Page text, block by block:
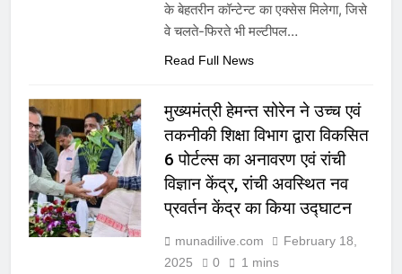
के बेहतरीन कॉन्टेन्ट का एक्सेस मिलेगा, जिसे
वे चलते-फिरते भी मल्टीपल…
Read Full News
मुख्यमंत्री हेमन्त सोरेन ने उच्च एवं
तकनीकी शिक्षा विभाग द्वारा विकसित
6 पोर्टल्स का अनावरण एवं रांची
विज्ञान केंद्र, रांची अवस्थित नव
प्रवर्तन केंद्र का किया उद्घाटन
munadilive.com
February 18,
2025
0 1 mins